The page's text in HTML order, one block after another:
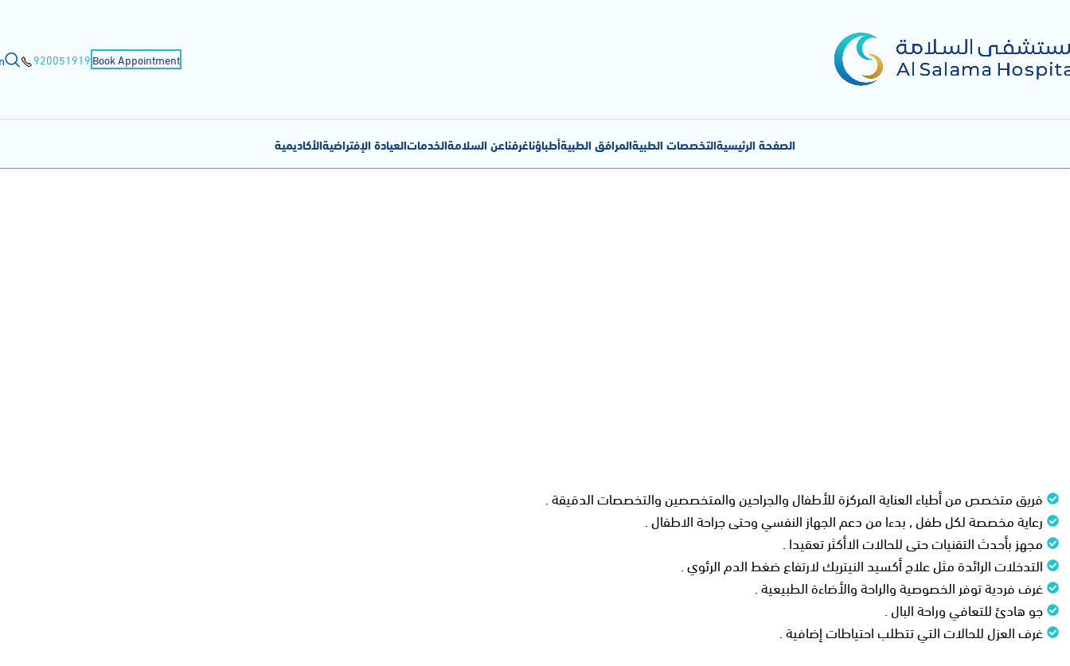
Book Appointment
920051919
الصفحة الرئيسيةالتخصصات الطبيةالمرافق الطبيةأطباؤناغرفناعن السلامةالخدماتالعيادة الإفتراضيةالأكاديمية
فريق متخصص من أطباء العناية المركزة للأطفال والجراحين والمتخصصين والتخصصات الدقيقة .
رعاية مخصصة لكل طفل , بدءا من دعم الجهاز النفسي وحتى جراحة الاطفال .
مجهز بأحدث التقنيات حتى للحالات الاأكثر تعقيدا .
التدخلات الرائدة مثل علاج أكسيد النيتريك لارتفاع ضغط الدم الرئوي .
غرف فردية توفر الخصوصية والراحة والأضاءة الطبيعية .
جو هادئ للتعافي وراحة البال .
غرف العزل للحالات التي تتطلب احتياطات إضافية .